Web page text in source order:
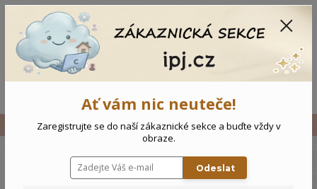
Vše Kojenecký komplet Tečky
Kojenecký komplet Tečky
Ať vám nic neuteče!
Zaregistrujte se do naší zákaznické sekce a buďte vždy v
obraze.
Odeslat